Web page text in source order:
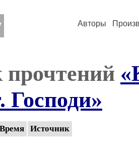
Авторы
прочтений
Господи»
Время Источник